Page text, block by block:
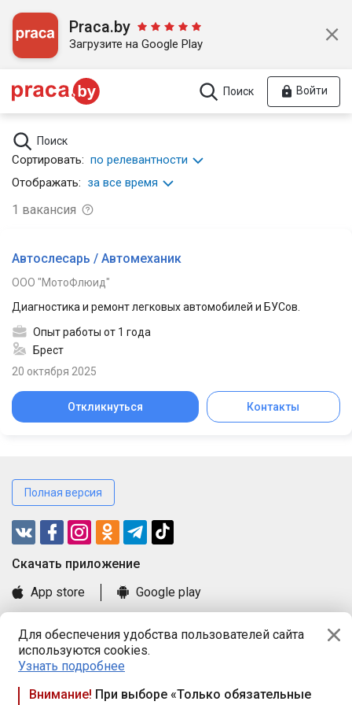
Для обеспечения удобства пользователей сайта
используются cookies.
Узнать подробнее
Внимание! При выборе «Только обязательные
Praca.by
Загрузите на Google Play
Поиск Войти
Поиск
Сортировать: по релевантности
Отображать: за все время
1 вакансия
Автослесарь / Автомеханик
ООО "МотоФлюид"
Диагностика и ремонт легковых автомобилей и БУСов.
Опыт работы от 1 года
Брест
20 октября 2025
Откликнуться Контакты
Полная версия
Cкачать приложение
App store
Google play
Книга замечаний и предложений
Правила и документы
Praca.by © 2000—2026, ООО «ПРАЦА БАЙ»